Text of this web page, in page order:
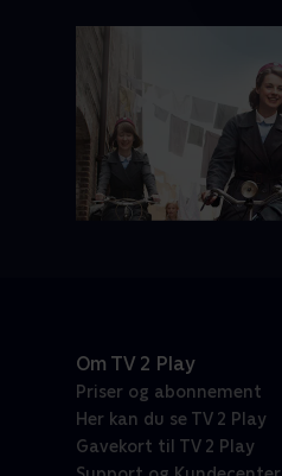
Om TV 2 Play
Priser og abonnement
Her kan du se TV 2 Play
Gavekort til TV 2 Play